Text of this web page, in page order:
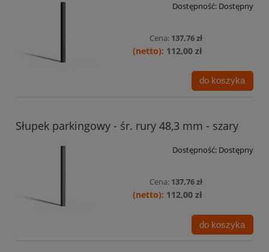
Dostępność: Dostępny
Cena: 137,76 zł
112,00 zł
do koszyka
Słupek parkingowy - śr. rury 48,3 mm - szary
Dostępność: Dostępny
Cena: 137,76 zł
112,00 zł
do koszyka